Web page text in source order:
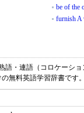
be of the
furnish A
語・連語（コロケーシ
無料英語学習辞書です。